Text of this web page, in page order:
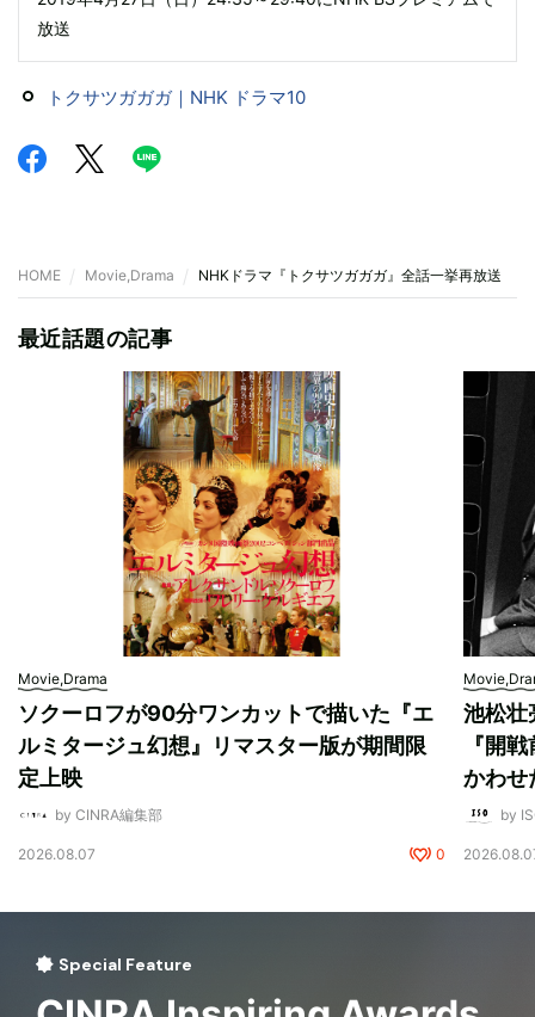
放送
トクサツガガガ｜NHK ドラマ10
HOME Movie,Drama NHKドラマ『トクサツガガガ』全話一挙再放送 「
最近話題の記事
Movie,Drama
ソクーロフが90分ワンカットで描いた『エ
ルミタージュ幻想』リマスター版が期間限
定上映
by CINRA編集部
2026.08.07 0
池松壮
『開
かわせ
by
Special Feature